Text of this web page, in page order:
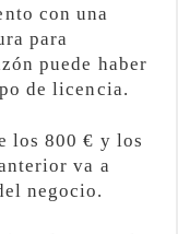
con una
para
puede haber
de licencia.
los 800 € y los
va a
negocio.